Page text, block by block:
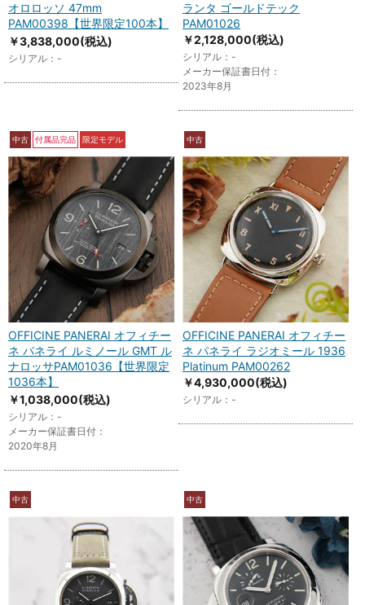
オロロッソ 47mm
PAM00398【世界限定100本】
￥3,838,000(税込)
シリアル：-
ランタ ゴールドテック
PAM01026
￥2,128,000(税込)
シリアル：-
メーカー保証書日付：
2023年8月
中古 付属品完品 限定モデル
OFFICINE PANERAI オフィチー
ネ パネライ ルミノール GMT ル
ナロッサPAM01036【世界限定
1036本】
￥1,038,000(税込)
シリアル：-
メーカー保証書日付：
2020年8月
中古
OFFICINE PANERAI オフィチー
ネ パネライ ラジオミール 1936
Platinum PAM00262
￥4,930,000(税込)
シリアル：-
中古 中古